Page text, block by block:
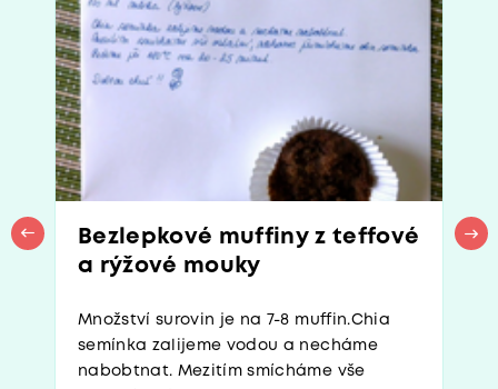
Bezlepkové muffiny z teffové
a rýžové mouky
Množství surovin je na 7-8 muffin.Chia
semínka zalijeme vodou a necháme
nabobtnat. Mezitím smícháme vše